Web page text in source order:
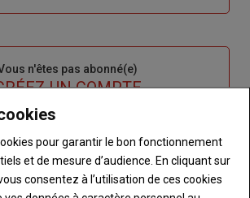
n'êtes pas abonné(e)
UN COMPTE
pour accéder à tout l'Agri53.
pour garantir le bon fonctionnement
et de mesure d’audience. En cliquant sur
consentez à l’utilisation de ces cookies